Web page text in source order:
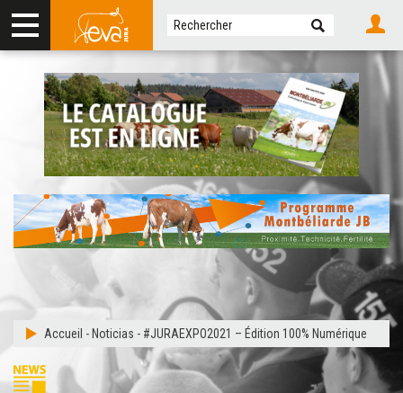
Accueil - Noticias - #JURAEXPO2021 – Édition 100% Numérique